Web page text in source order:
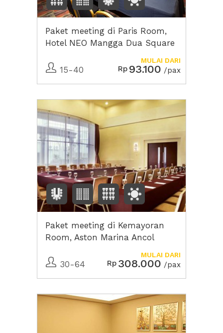
Paket meeting di Paris Room,
Hotel NEO Mangga Dua Square
15-40 Rp 93.100 /pax
MULAI DARI
Paket meeting di Kemayoran
Room, Aston Marina Ancol
30-64 Rp 308.000 /pax
MULAI DARI